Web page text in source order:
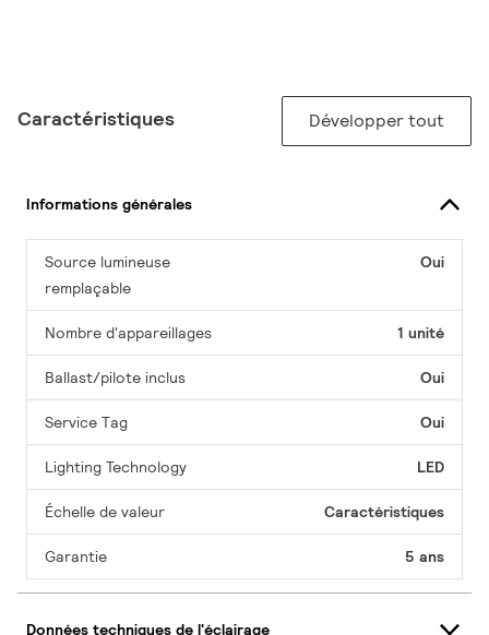
Caractéristiques Développer tout
Informations générales
Source lumineuse
remplaçable
Oui
Nombre d'appareillages 1 unité
Ballast/pilote inclus Oui
Service Tag Oui
Lighting Technology LED
Échelle de valeur Caractéristiques
Garantie 5 ans
Données techniques de l'éclairage